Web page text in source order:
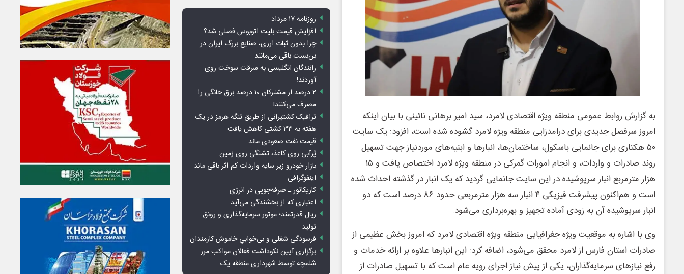
به گزارش روابط عمومی منطقه ویژه اقتصادی لامرد، سید امیر برهانی نائینی با بیان اینکه
امروز سرفصل جدیدی برای درامدزایی منطقه ویژه لامرد گشوده شده است، افزود: یک سایت
۵٠ هکتاری برای جانمایی باسکول، ساختمان‌ها، انبارها و ابنیه‌های موردنیاز جهت تسهیل
روند صادرات و واردات، و انجام امورات گمرکی در منطقه ویژه لامرد اختصاص یافت و ١۵
هزار مترمربع انبار سرپوشیده در این سایت جانمایی گردید که یک انبار در گذشته احداث شده
است و هم‌اکنون پیشرفت فیزیکی ۴ انبار سه هزار مترمربعی حدود ٨۶ درصد است که دو
انبار سرپوشیده آن به زودی آماده تجهیز و بهره‌برداری می‌شود.
وی با اشاره به موقعیت ویژه جغرافیایی منطقه ویژه اقتصادی لامرد که امروز بخش عظیمی از
صادرات استان فارس از لامرد محقق می‌شود، اضافه کرد: این انبارها علاوه بر ارائه خدمات و
رفع نیازهای سرمایه‌گذاران، یکی از پیش نیاز اجرای رویه عام است که با تسهیل صادرات از
روزنامه ۱۷ مرداد
افزایش قیمت بلیت اتوبوس فصلی شد؟
چرا بدون ثبات ارزی، صنایع بزرگ ایران در
بن‌بست باقی می‌مانند
رانندگان انگلیسی به سرقت سوخت روی
آوردند!
۲ درصد از مشترکان ۱۰ درصد برق خانگی را
مصرف می‌کنند!
ترافیک کشتیرانی از طریق تنگه هرمز در یک
هفته به ۳۳ کشتی کاهش یافت
قیمت نفت صعودی ماند
پُرآبی روی کاغذ، تشنگی روی زمین
بازار خودرو زیر سایه واردات کم اثر باقی ماند
اینفوگرافی
کاریکاتور ـ صرفه‌جویی در انرژی
اعتباری که از بخشندگی می‌آید
ریال قدرتمند؛ موتور سرمایه‌گذاری و رونق
تولید
فرسودگی شغلی و بی‌خوابیِ خاموش کارمندان
برگزاری آیین نکوداشت فعالان مواکب مرز
شلمچه توسط شهرداری منطقه یک